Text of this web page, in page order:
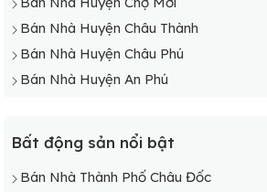
Bán Nhà Huyện Châu Thành
Bán Nhà Huyện Châu Phú
Bán Nhà Huyện An Phú
Bất động sản nổi bật
Bán Nhà Thành Phố Châu Đốc